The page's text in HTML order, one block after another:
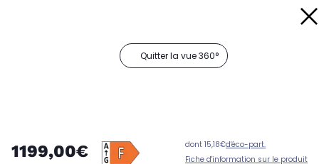
Quitter la vue 360°
1199,00€ dont 15,18€d'éco-part.
Fiche d'information sur le produit